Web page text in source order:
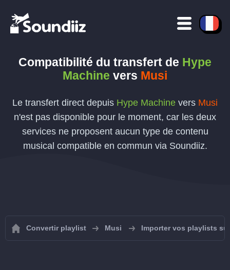
Compatibilité du transfert de Hype
Machine vers Musi
Le transfert direct depuis Hype Machine vers Musi
n'est pas disponible pour le moment, car les deux
services ne proposent aucun type de contenu
musical compatible en commun via Soundiiz.
Convertir playlist Musi Importer vos playlists